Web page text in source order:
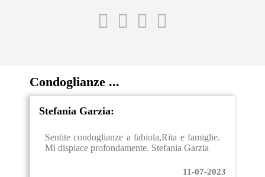
Condoglianze ...
Stefania Garzia:
Sentite condoglianze a fabiola,Rita e famiglie.
Mi dispiace profondamente. Stefania Garzia
11-07-2023